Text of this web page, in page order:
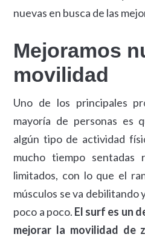
nuevas en busca de las
Mejoramos
movilidad
Uno de los principales
mayoría de personas es
algún tipo de actividad
mucho tiempo sentadas
limitados, con lo que el
músculos se va debilitando
poco a poco. El surf es un
mejorar la movilidad de